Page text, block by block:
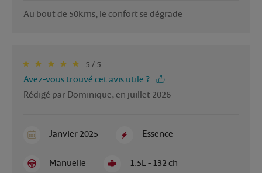
Au bout de 50kms, le confort se dégrade
5 / 5
Avez-vous trouvé cet avis utile ?
Rédigé par Dominique, en juillet 2026
Janvier 2025 Essence
Manuelle 1.5L - 132 ch